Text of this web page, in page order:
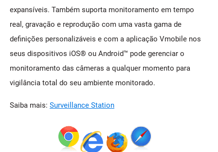
expansíveis. Também suporta monitoramento em tempo
real, gravação e reprodução com uma vasta gama de
definições personalizáveis e com a aplicação Vmobile nos
seus dispositivos iOS® ou Android™ pode gerenciar o
monitoramento das câmeras a qualquer momento para
vigilância total do seu ambiente monitorado.
Saiba mais: Surveillance Station